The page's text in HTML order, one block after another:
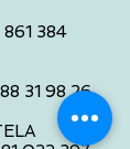
384
31 98 26